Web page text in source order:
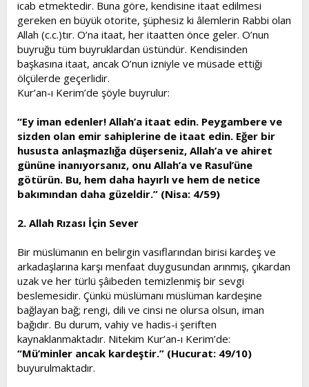
icab etmektedir. Buna göre, kendisine itaat edilmesi
gereken en büyük otorite, şüphesiz ki âlemlerin Rabbi olan
Allah (c.c.)tır. O’na itaat, her itaatten önce geler. O’nun
buyruğu tüm buyruklardan üstündür. Kendisinden
başkasına itaat, ancak O’nun izniyle ve müsade ettiği
ölçülerde geçerlidir.
Kur’an-ı Kerim’de şöyle buyrulur:
“Ey iman edenler! Allah’a itaat edin. Peygambere ve
sizden olan emir sahiplerine de itaat edin. Eğer bir
hususta anlaşmazlığa düşerseniz, Allah’a ve ahiret
gününe inanıyorsanız, onu Allah’a ve Rasul’üne
götürün. Bu, hem daha hayırlı ve hem de netice
bakımından daha güzeldir.” (Nisa: 4/59)
2. Allah Rızası İçin Sever
Bir müslümanın en belirgin vasıflarından birisi kardeş ve
arkadaşlarına karşı menfaat duygusundan arınmış, çıkardan
uzak ve her türlü şâibeden temizlenmiş bir sevgi
beslemesidir. Çünkü müslümanı müslüman kardeşine
bağlayan bağ; rengi, dili ve cinsi ne olursa olsun, iman
bağıdır. Bu durum, vahiy ve hadis-i şeriften
kaynaklanmaktadır. Nitekim Kur’an-ı Kerim’de:
“Mü’minler ancak kardeştir.” (Hucurat: 49/10)
buyurulmaktadır.